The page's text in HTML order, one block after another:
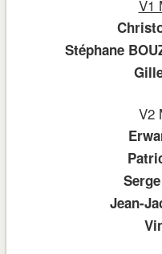
V1
Stéphane
V2
Jean-